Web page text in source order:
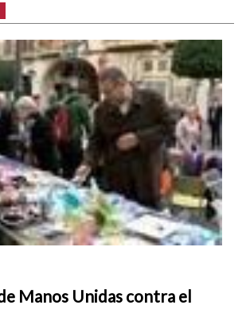
Manos Unidas contra el